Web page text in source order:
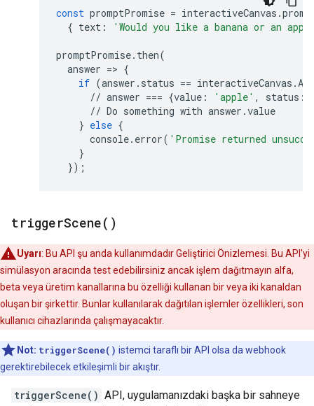
const promptPromise = interactiveCanvas .
{ text : 'Would you like a banana or an
promptPromise. then(
answer => {
if (answer . status == interactiveCanvas .
// answer === {value : 'apple' , status :
// Do something with answer .value
} else {
console. error( 'Promise returned
}
});
triggerScene( )
Uyarı: Bu API şu anda kullanımdadır Geliştirici Önizlemesi. Bu API'yi
simülasyon aracında test edebilirsiniz ancak işlem dağıtmayın alfa,
beta veya üretim kanallarına bu özelliği kullanan bir veya iki kanaldan
oluşan bir şirkettir. Bunlar kullanılarak dağıtılan işlemler özellikleri, son
kullanıcı cihazlarında çalışmayacaktır.
Not: triggerScene() istemci taraflı bir API olsa da webhook
gerektirebilecek etkileşimli bir akıştır.
triggerScene() API, uygulamanızdaki başka bir sahneye